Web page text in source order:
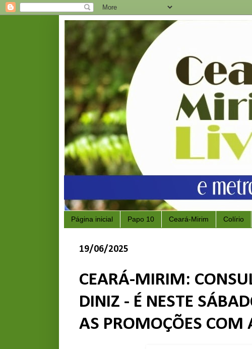
Página inicial Papo 10 Ceará-Mirim Colírio
19/06/2025
CEARÁ-MIRIM:
DINIZ - É NESTE
AS PROMOÇÕES COM